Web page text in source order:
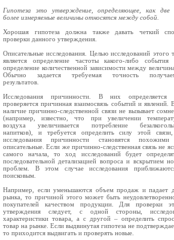
Гипотеза это утверждение, определяющее, как две
более измеряемые величины относятся между собой.
Хорошая гипотеза должна также давать четкий
проверки данного утверждения.
Описательные исследования. Целью исследований этого
является определение частоты какого-либо события
определение количественной зависимости между
Обычно задается требуемая точность
результатов.
Исследования причинности. В них определяется
проверяется причинная взаимосвязь событий и явлений.
наличие причинно-следственной связи не вызывает
(например, известно, что при увеличении
воздуха увеличивается потребление
напитков), и требуется определить силу этой
исследования причинности становятся
описательные. Если же причинно-следственная связь не
самого начала, то ход исследований будет
последовательной детализацией вопроса и вскрытием
проблем. В этом случае исследования
поисковым.
Например, если уменьшаются объем продаж и падает
рынка, то причиной этого может быть
покупателей качеством продукции. Для проверки
утверждения следует, с одной стороны,
характеристики товара, а с другой – определить
товар на рынке. Если выдвинутая гипотеза не
то приходится выдвигать и проверять новые.